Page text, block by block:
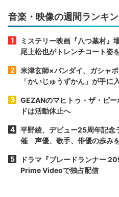
音楽・映像の週間ランキ
ミステリー映画『八つ墓村
尾上松也がトレンチコート姿
米津玄師×バンダイ、ガシャ
「かいじゅうずかん」が手に
GEZANのマヒトゥ・ザ・ピ
ドは活動休止へ
平野綾、デビュー25周年記念
催 声優、歌手、俳優の歩み
ドラマ『ブレードランナー
Prime Videoで独占配信